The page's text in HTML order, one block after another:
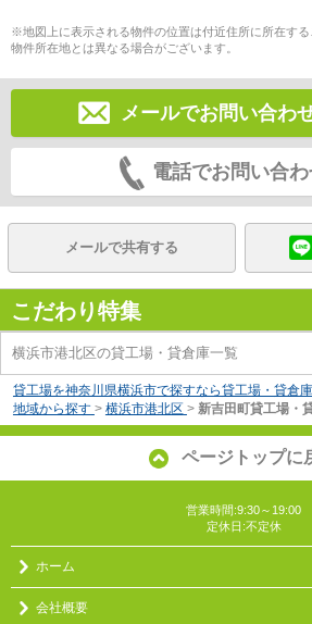
※地図上に表示される物件の位置は付近住所に所在す
物件所在地とは異なる場合がございます。
メールでお問い合わ
電話でお問い合
メールで共有する
こだわり特集
横浜市港北区の貸工場・貸倉庫一覧
貸工場を神奈川県横浜市で探すなら貸工場・貸倉庫
地域から探す > 横浜市港北区 > 新吉田町貸工場・
ページトップに
営業時間:9:30～19:00
定休日:不定休
ホーム
会社概要